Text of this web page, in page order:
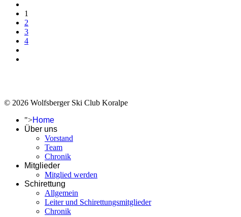
1
2
3
4
© 2026 Wolfsberger Ski Club Koralpe
">Home
Über uns
Vorstand
Team
Chronik
Mitglieder
Mitglied werden
Schirettung
Allgemein
Leiter und Schirettungsmitglieder
Chronik